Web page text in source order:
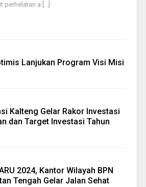
a [...]
Lanjukan Program Visi Misi
Kalteng Gelar Rakor Investasi
dan Target Investasi Tahun
2024, Kantor Wilayah BPN
Tengah Gelar Jalan Sehat